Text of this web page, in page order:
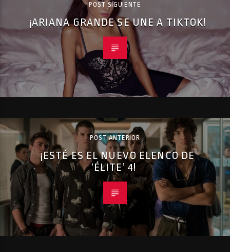
POST SIGUIENTE
¡ARIANA GRANDE SE UNE A TIKTOK!
POST ANTERIOR
¡ESTÉ ES EL NUEVO ELENCO DE
‘ÉLITE’ 4!